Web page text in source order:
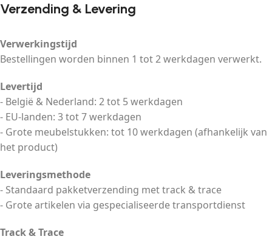
Verzending & Levering
Verwerkingstijd
Bestellingen worden binnen 1 tot 2 werkdagen verwerkt.
Levertijd
- België & Nederland: 2 tot 5 werkdagen
- EU-landen: 3 tot 7 werkdagen
- Grote meubelstukken: tot 10 werkdagen (afhankelijk van
het product)
Leveringsmethode
- Standaard pakketverzending met track & trace
- Grote artikelen via gespecialiseerde transportdienst
Track & Trace